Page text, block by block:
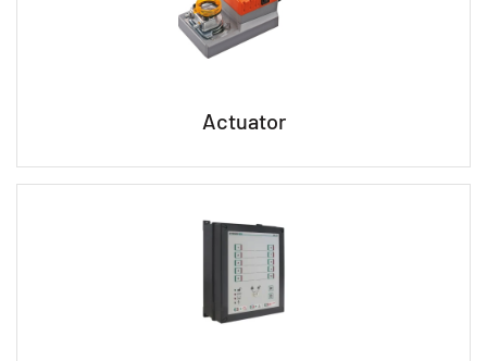
Actuator